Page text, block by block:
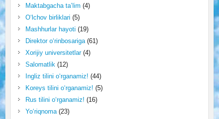
Maktabgacha ta’lim (4)
O‘lchov birliklari (5)
Mashhurlar hayoti (19)
Direktor o‘rinbosariga(61)
Xorijiy universitetlar(4)
Salomatlik(12)
Ingliz tilini o‘rganamiz! (44)
Koreys tilini o‘rganamiz! (5)
Rus tilini o‘rganamiz! (16)
Yo‘riqnoma(23)